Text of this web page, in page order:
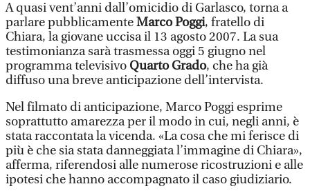
A quasi vent’anni dall’omicidio di Garlasco, torna a
parlare pubblicamenteMarco Poggi, fratello di
Chiara, la giovane uccisa il 13 agosto 2007. La sua
testimonianza sarà trasmessa oggi 5 giugno nel
programma televisivo Quarto Grado, che ha già
diffuso una breve anticipazione dell’intervista.
Nel filmato di anticipazione, Marco Poggi esprime
soprattutto amarezza per il modo in cui, negli anni, è
stata raccontata la vicenda. «La cosa che mi ferisce di
più è che sia stata danneggiata l’immagine di Chiara»,
afferma, riferendosi alle numerose ricostruzioni e alle
ipotesi che hanno accompagnato il caso giudiziario.